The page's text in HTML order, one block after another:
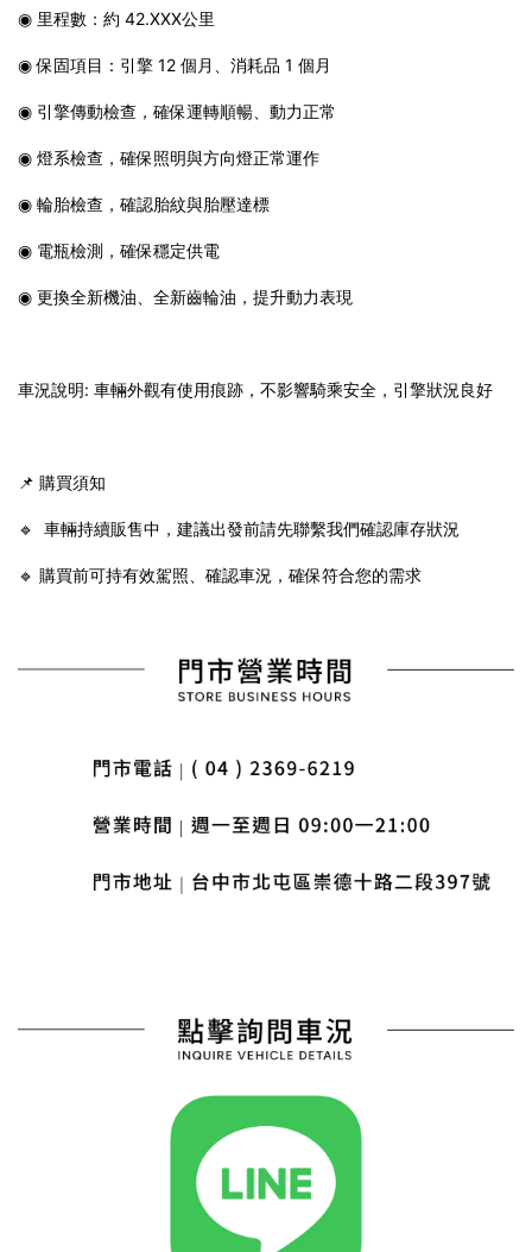
◉ 里程數：約 42.XXX公里
◉ 保固項目：引擎 12 個月、消耗品 1 個月
◉ 引擎傳動檢查，確保運轉順暢、動力正常
◉ 燈系檢查，確保照明與方向燈正常運作
◉ 輪胎檢查，確認胎紋與胎壓達標
◉ 電瓶檢測，確保穩定供電
◉ 更換全新機油、全新齒輪油，提升動力表現
車況說明: 車輛外觀有使用痕跡，不影響騎乘安全，引擎狀況良好
📌 購買須知
🔹 車輛持續販售中，建議出發前請先聯繫我們確認庫存狀況
🔹 購買前可持有效駕照、確認車況，確保符合您的需求